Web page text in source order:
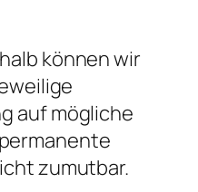
können wir
auf mögliche
zumutbar.